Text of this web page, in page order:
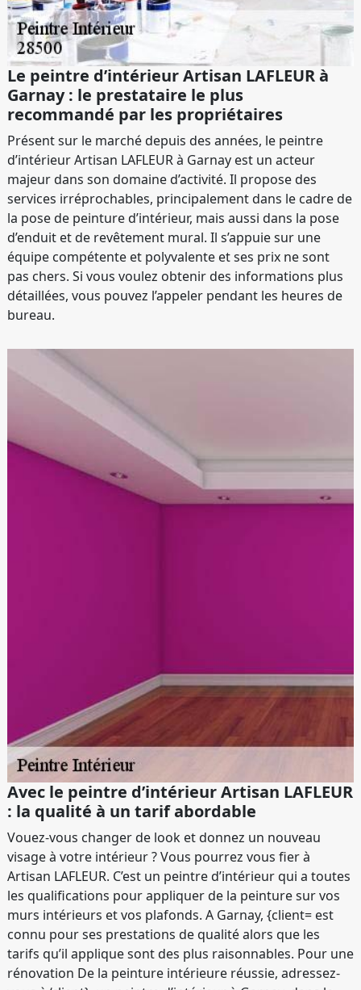
Le peintre d’intérieur Artisan LAFLEUR à
Garnay : le prestataire le plus
recommandé par les propriétaires
Présent sur le marché depuis des années, le peintre
d’intérieur Artisan LAFLEUR à Garnay est un acteur
majeur dans son domaine d’activité. Il propose des
services irréprochables, principalement dans le cadre de
la pose de peinture d’intérieur, mais aussi dans la pose
d’enduit et de revêtement mural. Il s’appuie sur une
équipe compétente et polyvalente et ses prix ne sont
pas chers. Si vous voulez obtenir des informations plus
détaillées, vous pouvez l’appeler pendant les heures de
bureau.
Avec le peintre d’intérieur Artisan LAFLEUR
: la qualité à un tarif abordable
Vouez-vous changer de look et donnez un nouveau
visage à votre intérieur ? Vous pourrez vous fier à
Artisan LAFLEUR. C’est un peintre d’intérieur qui a toutes
les qualifications pour appliquer de la peinture sur vos
murs intérieurs et vos plafonds. A Garnay, {client= est
connu pour ses prestations de qualité alors que les
tarifs qu’il applique sont des plus raisonnables. Pour une
rénovation De la peinture intérieure réussie, adressez-